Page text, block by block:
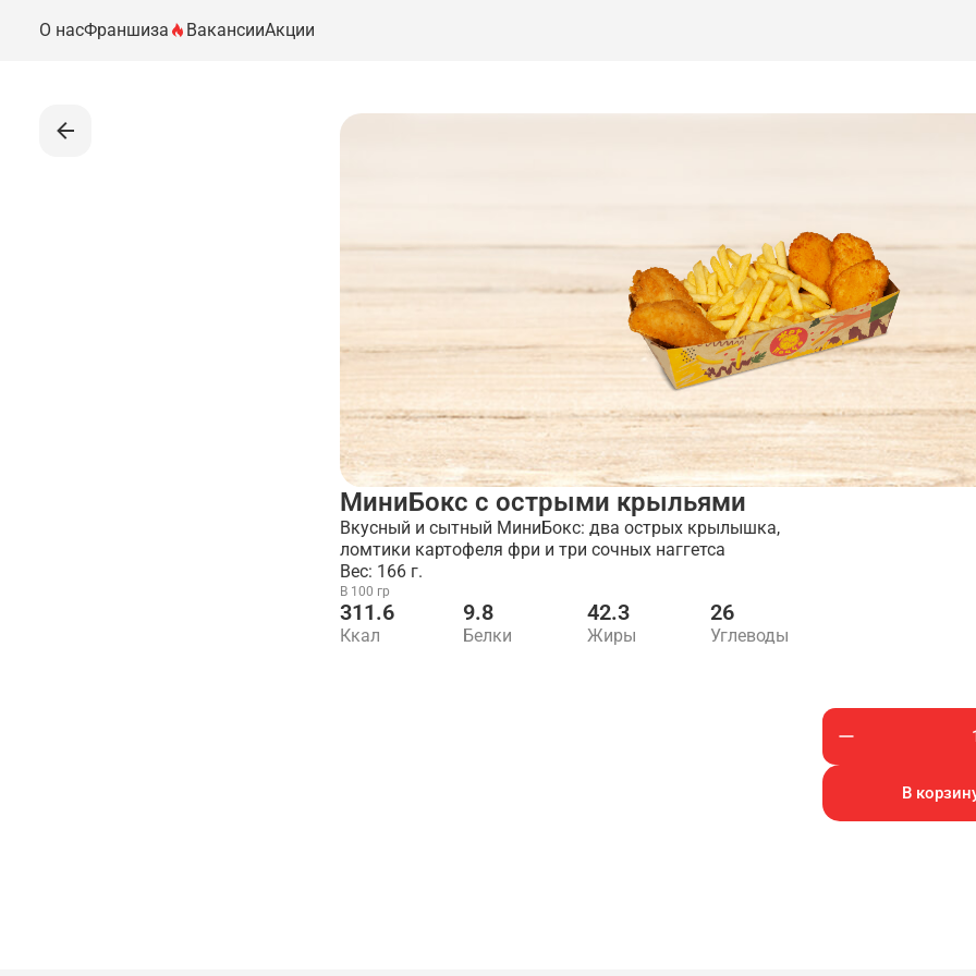
О насФраншиза ВакансииАкции
МиниБокс с острыми крыльями
Вкусный и сытный МиниБокс: два острых крылышка,
ломтики картофеля фри и три сочных наггетса
Вес: 166 г.
В 100 гр
311.6
Ккал
9.8
Белки
42.3
Жиры
26
Углеводы
В